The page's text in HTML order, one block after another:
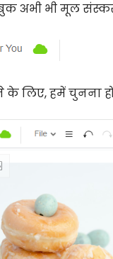
अभी भी मूल
लिए, हमें चुनना